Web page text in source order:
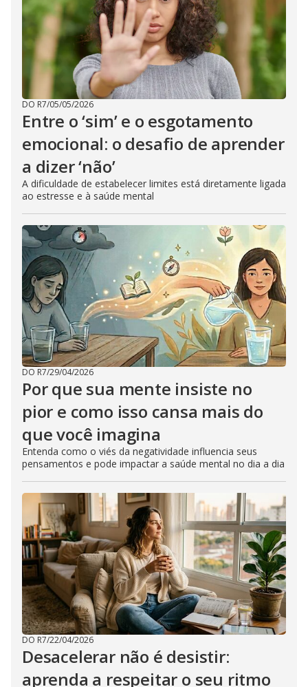
DO R7/05/05/2026
Entre o ‘sim’ e o esgotamento
emocional: o desafio de aprender
a dizer ‘não’
A dificuldade de estabelecer limites está diretamente ligada
ao estresse e à saúde mental
DO R7/29/04/2026
Por que sua mente insiste no
pior e como isso cansa mais do
que você imagina
Entenda como o viés da negatividade influencia seus
pensamentos e pode impactar a saúde mental no dia a dia
DO R7/22/04/2026
Desacelerar não é desistir:
aprenda a respeitar o seu ritmo